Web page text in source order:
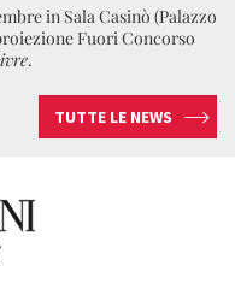
in Sala Casinò (Palazzo
Fuori Concorso
.
TUTTE LE NEWS